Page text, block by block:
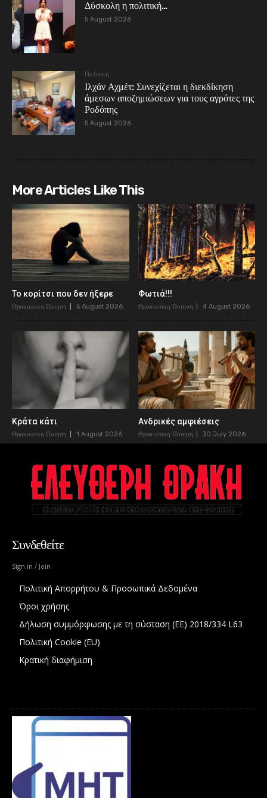
Δύσκολη η πολιτική…
5 August 2026
Πολιτικη
Ιλχάν Αχμέτ: Συνεχίζεται η διεκδίκηση
άμεσων αποζημιώσεων για τους αγρότες της
Ροδόπης
5 August 2026
More Articles Like This
Το κορίτσι που δεν ήξερε
Θρακιωτικη Ποιηση 5 August 2026
Φωτιά!!!
Θρακιωτικη Ποιηση 4 August 2026
Κράτα κάτι
Θρακιωτικη Ποιηση 1 August 2026
Ανδρικές αμφιέσεις
Θρακιωτικη Ποιηση 30 July 2026
Συνδεθείτε
Sign in / Join
Πολιτική Απορρήτου & Προσωπικά Δεδομένα
Όροι χρήσης
Δήλωση συμμόρφωσης με τη σύσταση (ΕΕ) 2018/334 L63
Πολιτική Cookie (EU)
Κρατική διαφήμιση